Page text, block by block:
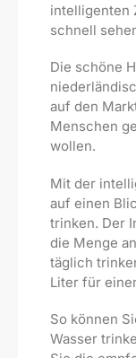
intelligenten
schnell
Die schöne
auf den
Menschen
wollen.
Mit der
auf einen
trinken. Der
die Menge
täglich
Liter für
So können
Wasser